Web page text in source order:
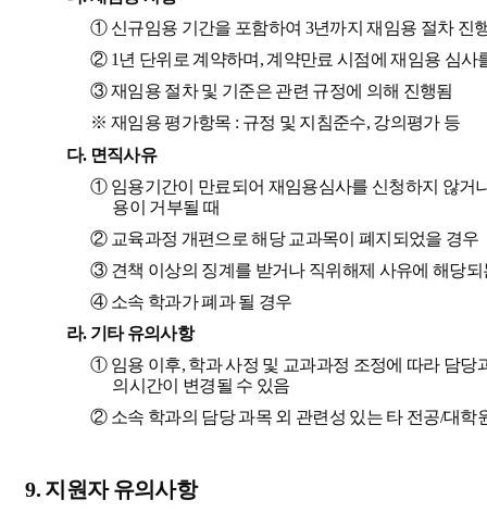
① 신규임용 기간을 포함하여 3년까지 재임용 절차 진
② 1 년 단위로 계약하며 , 계약만료 시점에 재임용 심사
③재임용 절차 및 기준은 관련 규정에 의해 진행됨
※재임용 평가항목 : 규정 및 지침준수, 강의평가 등
다. 면직사유
① 임용기간이 만료되어 재임용심사를 신청하지 않거
용이 거부될 때
② 교육과정 개편으로 해당 교과목이 폐지되었을 경우
③ 견책 이상의 징계를 받거나 직위해제 사유에 해당되
④ 소속 학과가 폐과 될 경우
라. 기타 유의사항
① 임용 이후, 학과 사정 및 교과과정 조정에 따라 담당
의시간이 변경될 수 있음
② 소속 학과의 담당 과목 외 관련성 있는 타 전공/대학
9. 지원자 유의사항